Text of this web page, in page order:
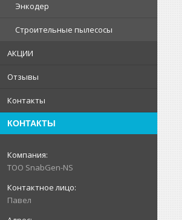
Энкодер
Строительные пылесосы
АКЦИИ
Отзывы
Контакты
КОНТАКТЫ
ТОО SnabGen-NS
Павел